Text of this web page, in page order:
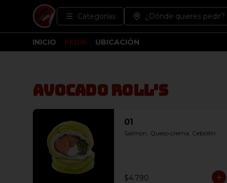
Categorías ¿Dónde quieres pedir?
INICIO PEDIR UBICACIÓN
Avocado Roll's
01
Salmon, Queso crema, Cebollín
$4.790